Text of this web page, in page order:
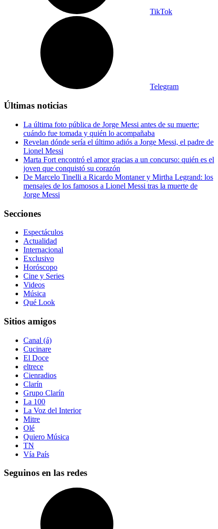
TikTok
Telegram
Últimas noticias
La última foto pública de Jorge Messi antes de su muerte:
cuándo fue tomada y quién lo acompañaba
Revelan dónde sería el último adiós a Jorge Messi, el padre de
Lionel Messi
Marta Fort encontró el amor gracias a un concurso: quién es el
joven que conquistó su corazón
De Marcelo Tinelli a Ricardo Montaner y Mirtha Legrand: los
mensajes de los famosos a Lionel Messi tras la muerte de
Jorge Messi
Secciones
Espectáculos
Actualidad
Internacional
Exclusivo
Horóscopo
Cine y Series
Videos
Música
Qué Look
Sitios amigos
Canal (á)
Cucinare
El Doce
eltrece
Cienradios
Clarín
Grupo Clarín
La 100
La Voz del Interior
Mitre
Olé
Quiero Música
TN
Vía País
Seguinos en las redes